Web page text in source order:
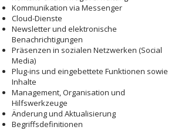
Kommunikation via Messenger
Cloud-Dienste
Newsletter und elektronische
Benachrichtigungen
Präsenzen in sozialen Netzwerken (Social
Media)
Plug-ins und eingebettete Funktionen sowie
Inhalte
Management, Organisation und
Hilfswerkzeuge
Änderung und Aktualisierung
Begriffsdefinitionen